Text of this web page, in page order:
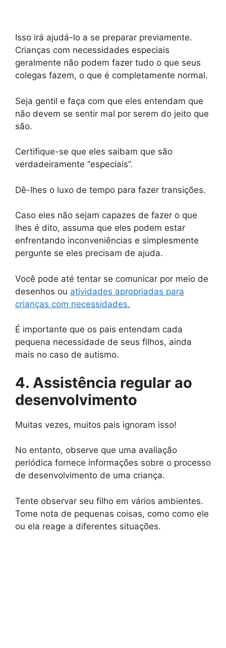
Isso irá ajudá-lo a se preparar previamente.
Crianças com necessidades especiais
geralmente não podem fazer tudo o que seus
colegas fazem, o que é completamente normal.
Seja gentil e faça com que eles entendam que
não devem se sentir mal por serem do jeito que
são.
Certifique-se que eles saibam que são
verdadeiramente “especiais”.
Dê-lhes o luxo de tempo para fazer transições.
Caso eles não sejam capazes de fazer o que
lhes é dito, assuma que eles podem estar
enfrentando inconveniências e simplesmente
pergunte se eles precisam de ajuda.
Você pode até tentar se comunicar por meio de
desenhos ou atividades apropriadas para
crianças com necessidades.
É importante que os pais entendam cada
pequena necessidade de seus filhos, ainda
mais no caso de autismo.
4. Assistência regular ao
desenvolvimento
Muitas vezes, muitos pais ignoram isso!
No entanto, observe que uma avaliação
periódica fornece informações sobre o processo
de desenvolvimento de uma criança.
Tente observar seu filho em vários ambientes.
Tome nota de pequenas coisas, como como ele
ou ela reage a diferentes situações.